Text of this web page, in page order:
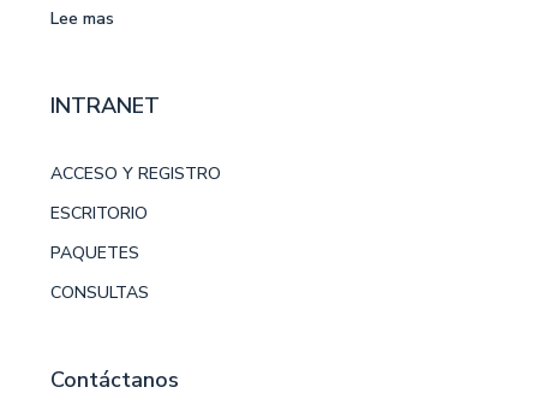
Lee mas
INTRANET
ACCESO Y REGISTRO
ESCRITORIO
PAQUETES
CONSULTAS
Contáctanos